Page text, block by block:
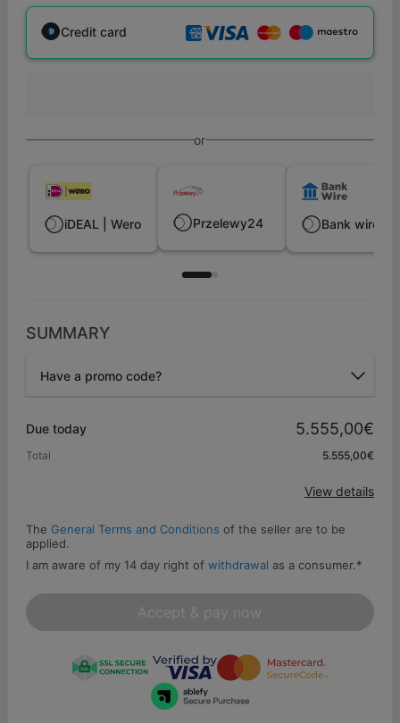
Credit card
or
iDEAL | Wero Przelewy24 Bank wire
SUMMARY
Have a promo code?
Due today 5.555,00€
Total 5.555,00€
View details
The General Terms and Conditions of the seller are to be
applied.
I am aware of my 14 day right of withdrawal as a consumer.*
Accept & pay now